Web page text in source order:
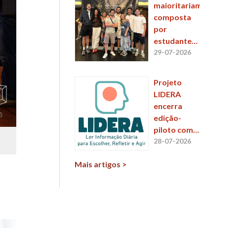
maioritariamente
composta
por
estudantes
e alumni da
2.º lugar no
48 Hour Film
Project 2026
29-07-2026
Projeto
LIDERA
encerra
edição-
piloto com
envolvimento
28-07-2026
Mais artigos >